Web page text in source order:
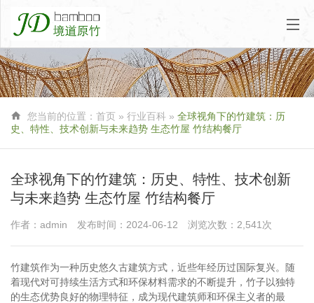
 您当前的位置： 首页 » 行业百科 » 全球视角下的竹建筑：历
史、特性、技术创新与未来趋势 生态竹屋 竹结构餐厅
全球视角下的竹建筑：历史、特性、技术创新
与未来趋势 生态竹屋 竹结构餐厅
作者：admin 发布时间：2024-06-12 浏览次数：2,541次
竹建筑作为一种历史悠久古建筑方式，近些年经历过国际复兴。随
着现代对可持续生活方式和环保材料需求的不断提升，竹子以独特
的生态优势良好的物理特征，成为现代建筑师和环保主义者的最